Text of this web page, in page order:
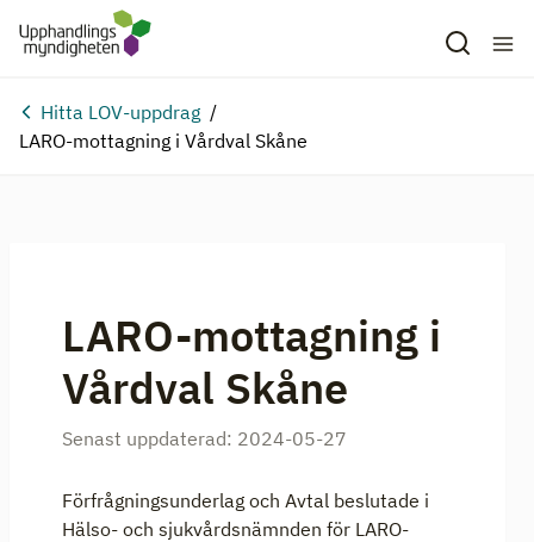
Hitta LOV-uppdrag
LARO-mottagning i Vårdval Skåne
LARO-mottagning i
Vårdval Skåne
Senast uppdaterad: 2024-05-27
Förfrågningsunderlag och Avtal beslutade i
Hälso- och sjukvårdsnämnden för LARO-